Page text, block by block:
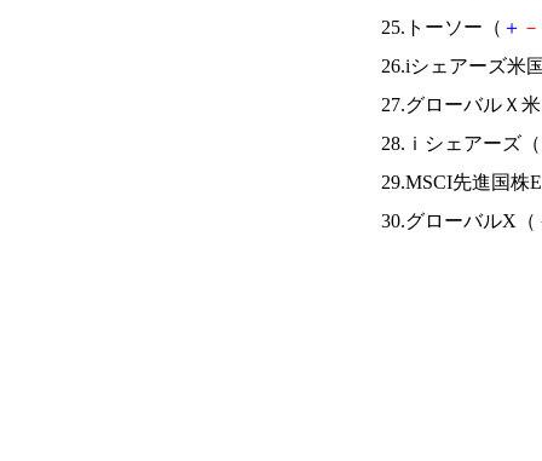
25.トーソー（ ＋ －
26.iシェアーズ米
27.グローバルＸ
28.ｉシェアーズ（
29.MSCI先進国株
30.グローバルX（